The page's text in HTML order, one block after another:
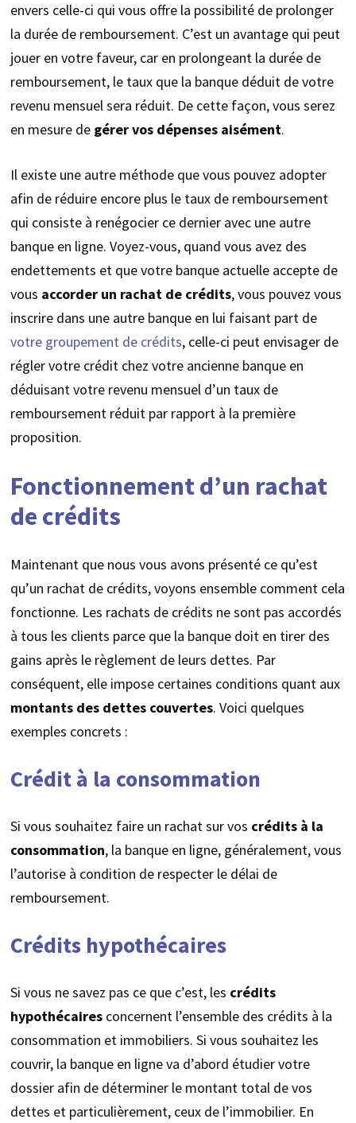
envers celle-ci qui vous offre la possibilité de prolonger
la durée de remboursement. C’est un avantage qui peut
jouer en votre faveur, car en prolongeant la durée de
remboursement, le taux que la banque déduit de votre
revenu mensuel sera réduit. De cette façon, vous serez
en mesure de gérer vos dépenses aisément.
Il existe une autre méthode que vous pouvez adopter
afin de réduire encore plus le taux de remboursement
qui consiste à renégocier ce dernier avec une autre
banque en ligne. Voyez-vous, quand vous avez des
endettements et que votre banque actuelle accepte de
vous accorder un rachat de crédits, vous pouvez vous
inscrire dans une autre banque en lui faisant part de
votre groupement de crédits, celle-ci peut envisager de
régler votre crédit chez votre ancienne banque en
déduisant votre revenu mensuel d’un taux de
remboursement réduit par rapport à la première
proposition.
Fonctionnement d’un rachat
de crédits
Maintenant que nous vous avons présenté ce qu’est
qu’un rachat de crédits, voyons ensemble comment cela
fonctionne. Les rachats de crédits ne sont pas accordés
à tous les clients parce que la banque doit en tirer des
gains après le règlement de leurs dettes. Par
conséquent, elle impose certaines conditions quant aux
montants desdettes couvertes. Voici quelques
exemples concrets :
Crédit à la consommation
Si vous souhaitez faire un rachat sur vos crédits à la
consommation, la banque en ligne, généralement, vous
l’autorise à condition de respecter le délai de
remboursement.
Crédits hypothécaires
Si vous ne savez pas ce que c’est, les crédits
hypothécairesconcernent l’ensemble des crédits à la
consommation et immobiliers. Si vous souhaitez les
couvrir, la banque en ligne va d’abord étudier votre
dossier afin de déterminer le montant total de vos
dettes et particulièrement, ceux de l’immobilier. En